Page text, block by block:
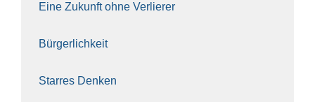
Eine Zukunft ohne Ver­lie­rer
Bür­ger­lich­keit
Star­res Den­ken